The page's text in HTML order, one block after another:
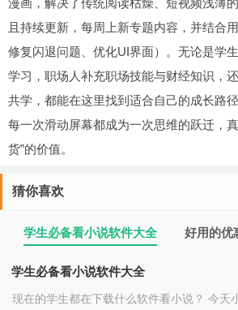
漫画，解决了传统阅读枯燥、短视频浅薄
且持续更新，每周上新专题内容，并结合
修复闪退问题、优化UI界面）。无论是学
学习，职场人补充职场技能与财经知识，
共学，都能在这里找到适合自己的成长路
每一次滑动屏幕都成为一次思维的跃迁，
货”的价值。
猜你喜欢
学生必备看小说软件大全 好用的优
学生必备看小说软件大全
现在的学生都在下载什么软件看小说？ 今天